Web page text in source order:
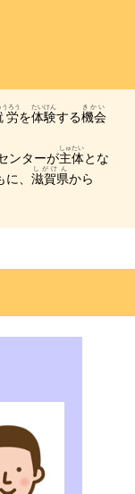
労
うろう
を体験
たいけん
する機会
きかい
ンターが主体
しゅたい
とな
、 滋賀県
しがけん
から